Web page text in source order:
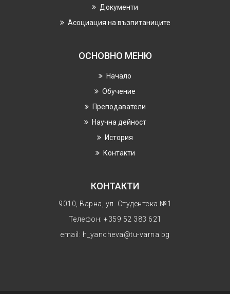
Документи
Асоциация на възпитаниците
ОСНОВНО МЕНЮ
Начало
Обучение
Преподаватели
Научнa дейност
История
Контакти
КОНТАКТИ
9010, Варна, ул. Студентска №1
Телефон: +359 52 383 621
email: h_yancheva@tu-varna.bg